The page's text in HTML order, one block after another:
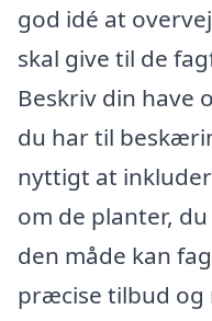
god idé at
skal give til de
Beskriv din have
du har til
nyttigt at
om de planter,
den måde kan
præcise tilbud og